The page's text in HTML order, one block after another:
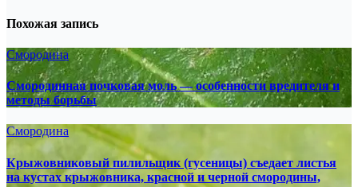
Похожая запись
Смородина
Смородинная почковая моль — особенности вредителя и
методы борьбы
Смородина
Крыжовниковый пилильщик (гусеницы) съедает листья
на кустах крыжовника, красной и черной смородины,